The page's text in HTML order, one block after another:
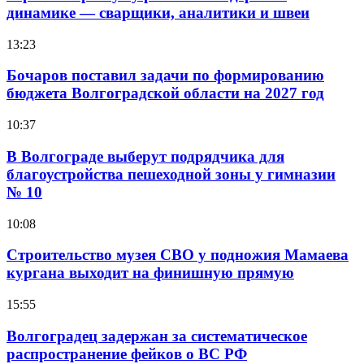
динамике — сварщики, аналитики и швеи
13:23
Бочаров поставил задачи по формированию
бюджета Волгоградской области на 2027 год
10:37
В Волгограде выберут подрядчика для
благоустройства пешеходной зоны у гимназии
№ 10
10:08
Строительство музея СВО у подножия Мамаева
кургана выходит на финишную прямую
15:55
Волгоградец задержан за систематическое
распространение фейков о ВС РФ